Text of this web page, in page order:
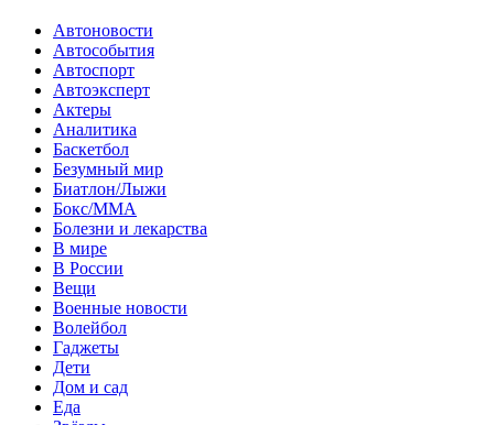
Автоновости
Автособытия
Автоспорт
Автоэксперт
Актеры
Аналитика
Баскетбол
Безумный мир
Биатлон/Лыжи
Бокс/MMA
Болезни и лекарства
В мире
В России
Вещи
Военные новости
Волейбол
Гаджеты
Дети
Дом и сад
Еда